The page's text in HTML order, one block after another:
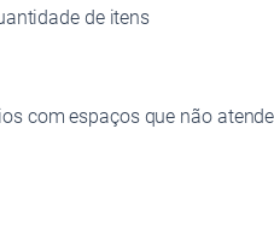
de itens
com espaços que não